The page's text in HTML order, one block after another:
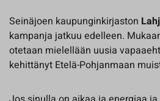
Seinäjoen kaupunginkirjaston
kampanja jatkuu edelleen.
otetaan mielellään uusia
kehittänyt Etelä-Pohjanmaan